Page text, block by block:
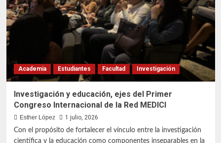
logran
el
general
Juegos
Universitarios
Academia Estudiantes Facultad Investigación
Investigación y educación, ejes del Primer
Congreso Internacional de la Red MEDICI
Esther López
1 julio, 2026
Con el propósito de fortalecer el vínculo entre la investigación
científica y la educación como componentes inseparables en la